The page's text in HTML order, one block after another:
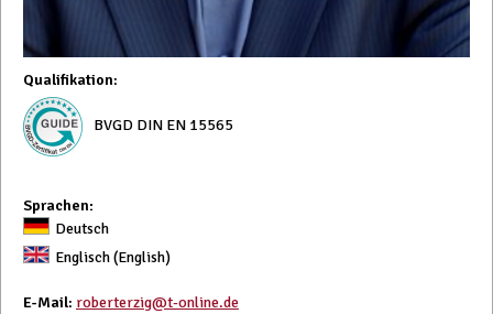
Qualifikation:
BVGD DIN EN 15565
Sprachen:
Deutsch
Englisch (English)
E-Mail: roberterzig@t-online.de